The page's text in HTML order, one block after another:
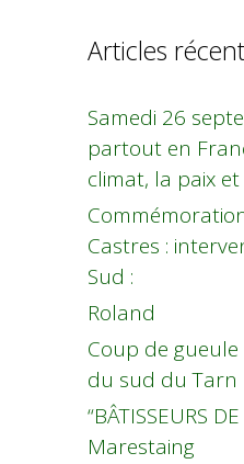
Articles
Samedi 26
partout en
climat, la paix
Commémoration
Castres :
Sud :
Roland
Coup de
du sud du Tarn
“BÂTISSEURS
Marestaing